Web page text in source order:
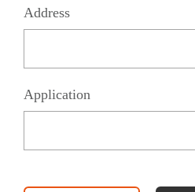
Address
Application